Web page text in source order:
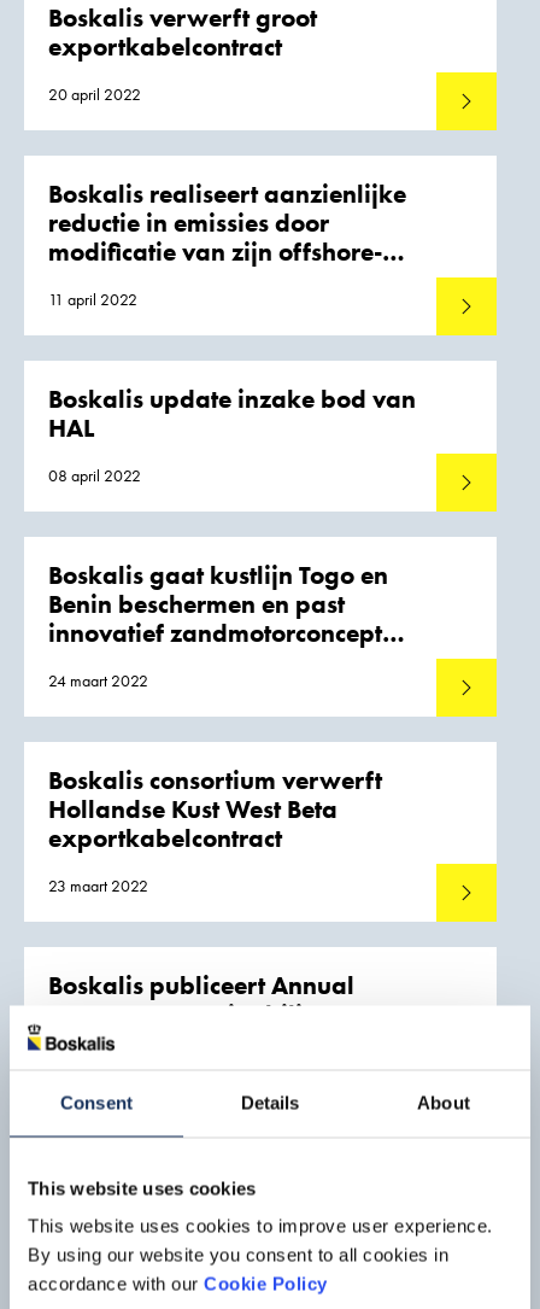
Consent Details About
This website uses cookies
This website uses cookies to improve user experience.
By using our website you consent to all cookies in
accordance with our Cookie Policy
Boskalis verwerft groot
exportkabelcontract
20 april 2022 Lees meer
Boskalis realiseert aanzienlijke
reductie in emissies door
modificatie van zijn offshore-
11 april 2022 Lees meer
Boskalis update inzake bod van
HAL
08 april 2022 Lees meer
Boskalis gaat kustlijn Togo en
Benin beschermen en past
innovatief zandmotorconcept
24 maart 2022 Lees meer
Boskalis consortium verwerft
Hollandse Kust West Beta
exportkabelcontract
23 maart 2022 Lees meer
Boskalis publiceert Annual
Report en Sustainability Report
2021
10 maart 2022 Lees meer
Boskalis bevestigt ontvangst
voorgenomen openbaar bod
van HAL
10 maart 2022